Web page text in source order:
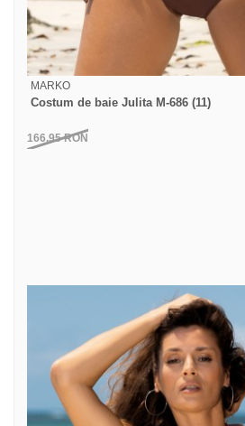
MARKO
Costum de baie Julita M-686 (11)
166,95RON